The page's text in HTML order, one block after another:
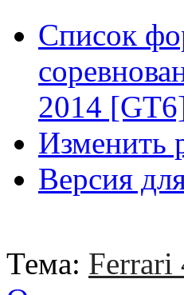
Список
2014
Изменить
Версия
Тема: Ferrari